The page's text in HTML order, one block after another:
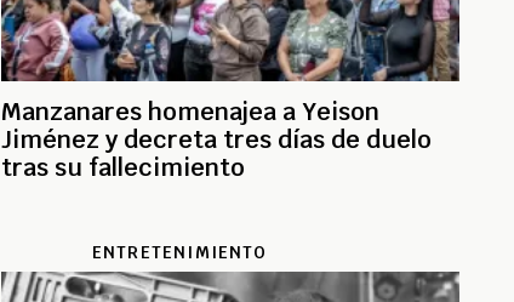
Manzanares homenajea a Yeison
Jiménez y decreta tres días de duelo
tras su fallecimiento
ENTRETENIMIENTO